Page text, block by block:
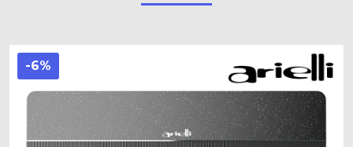
-6%